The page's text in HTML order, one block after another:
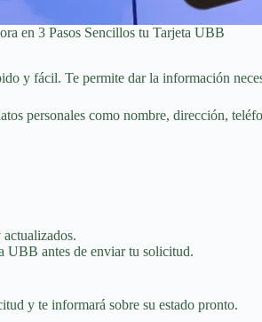
en 3 Pasos Sencillos tu Tarjeta UBB
y fácil. Te permite dar la información
personales como nombre, dirección,
actualizados.
UBB antes de enviar tu solicitud.
y te informará sobre su estado pronto.